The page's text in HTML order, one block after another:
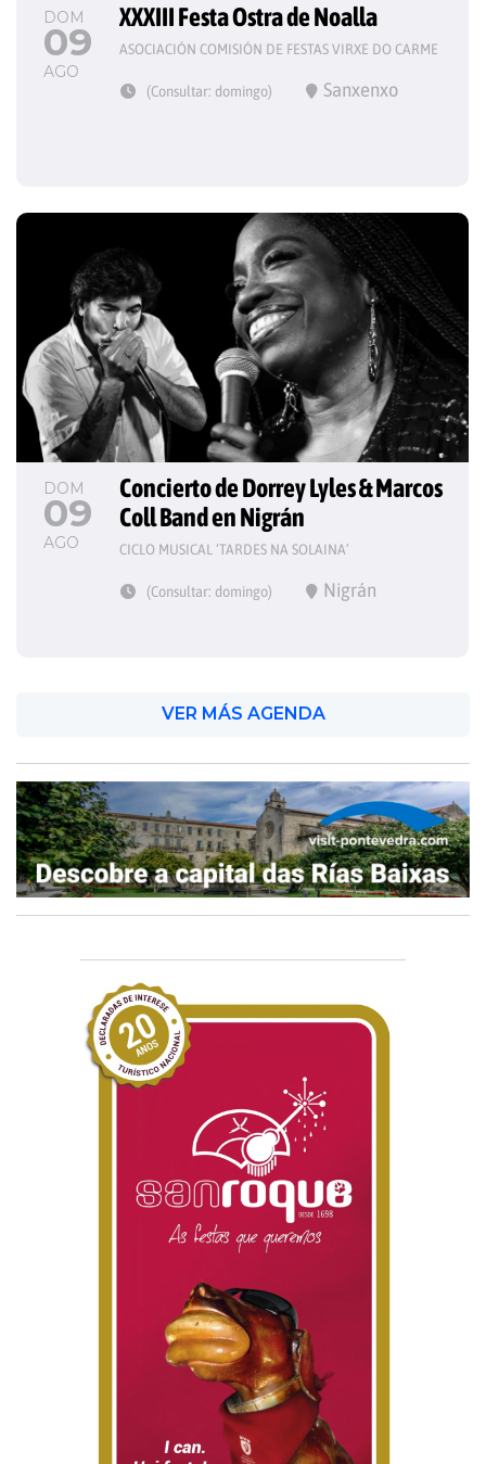
DOM
09
AGO
XXXIII Festa Ostra de Noalla
ASOCIACIÓN COMISIÓN DE FESTAS VIRXE DO CARME
(Consultar: domingo) Sanxenxo
DOM
09
AGO
Concierto de Dorrey Lyles & Marcos
Coll Band en Nigrán
CICLO MUSICAL ‘TARDES NA SOLAINA’
(Consultar: domingo) Nigrán
VER MÁS AGENDA